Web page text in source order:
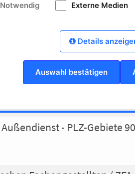
Notwendig Externe Medien
Details
Auswahl bestätigen